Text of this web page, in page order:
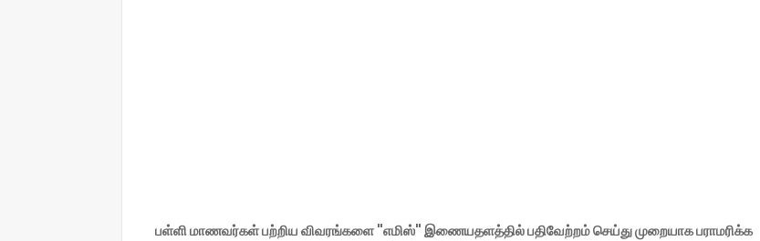
பள்ளி மாணவர்கள் பற்றிய விவரங்களை "எமிஸ்" இணையதளத்தில் பதிவேற்றம் செய்து முறையாக பராமரிக்க